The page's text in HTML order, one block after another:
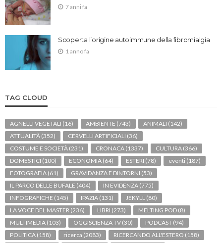
7 anni fa
Scoperta l’origine autoimmune della fibromialgia
1 anno fa
TAG CLOUD
AGNELLI VEGETALI (16) AMBIENTE (743) ANIMALI (142)
ATTUALITÀ (352) CERVELLI ARTIFICIALI (36)
COSTUME E SOCIETÀ (231) CRONACA (1337) CULTURA (366)
DOMESTICI (100) ECONOMIA (64) ESTERI (78) eventi (187)
FOTOGRAFIA (61) GRAVIDANZA E DINTORNI (53)
IL PARCO DELLE BUFALE (404) IN EVIDENZA (775)
INFOGRAFICHE (145) IPAZIA (131) JEKYLL (80)
LA VOCE DEL MASTER (236) LIBRI (273) MELTING POD (8)
MULTIMEDIA (103) OGGISCIENZA TV (30) PODCAST (94)
POLITICA (158) ricerca (2083) RICERCANDO ALL'ESTERO (158)